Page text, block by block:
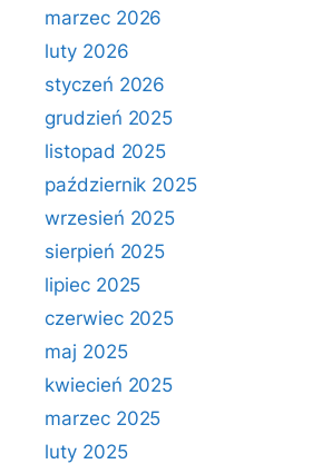
marzec 2026
luty 2026
styczeń 2026
grudzień 2025
listopad 2025
październik 2025
wrzesień 2025
sierpień 2025
lipiec 2025
czerwiec 2025
maj 2025
kwiecień 2025
marzec 2025
luty 2025